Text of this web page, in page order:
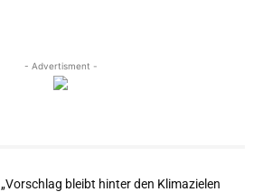
- Advertisment -
„Vorschlag bleibt hinter den Klimazielen